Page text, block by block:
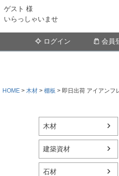
ゲスト 様
いらっしゃいませ
ログイン 会員
HOME 木材 棚板 即日出荷 アイアンフ
木材
建築資材
石材